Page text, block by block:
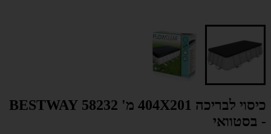
כיסוי לבריכה 404X201 מ' 58232 BESTWAY
- בסטוואי